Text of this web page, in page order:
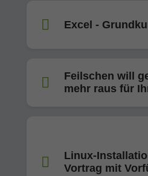
Excel -
Feilschen will
mehr raus für
Linux-
Vortrag mit